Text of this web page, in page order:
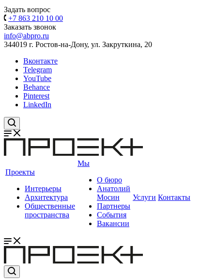
Задать вопрос
+7 863 210 10 00
Заказать звонок
info@abpro.ru
344019 г. Ростов-на-Дону, ул. Закруткина, 20
Вконтакте
Telegram
YouTube
Behance
Pinterest
LinkedIn
Проекты
Интерьеры
Архитектура
Общественные
пространства
Мы
О бюро
Анатолий
Мосин
Партнеры
События
Вакансии
Услуги Контакты